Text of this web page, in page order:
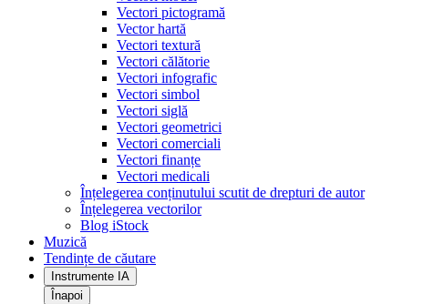
Vectori pictogramă
Vector hartă
Vectori textură
Vectori călătorie
Vectori infografic
Vectori simbol
Vectori siglă
Vectori geometrici
Vectori comerciali
Vectori finanțe
Vectori medicali
Înțelegerea conținutului scutit de drepturi de autor
Înțelegerea vectorilor
Blog iStock
Muzică
Tendințe de căutare
Instrumente IA
Înapoi